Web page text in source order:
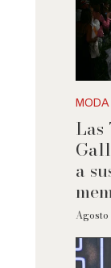
MODA
Las
a
Agosto